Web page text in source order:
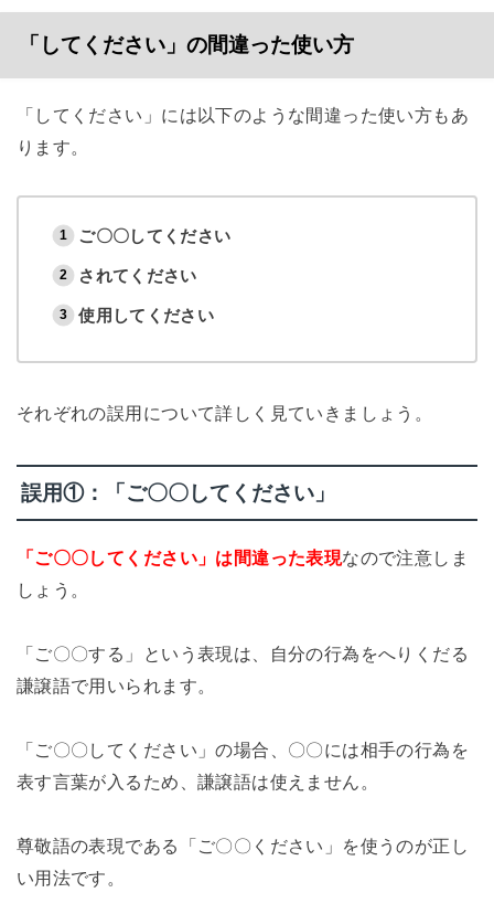
「してください」の間違った使い方
「してください」には以下のような間違った使い方もあ
ります。
ご〇〇してください
されてください
使用してください
それぞれの誤用について詳しく見ていきましょう。
誤用①：「ご〇〇してください」
「ご〇〇してください」は間違った表現なので注意しま
しょう。
「ご〇〇する」という表現は、自分の行為をへりくだる
謙譲語で用いられます。
「ご〇〇してください」の場合、〇〇には相手の行為を
表す言葉が入るため、謙譲語は使えません。
尊敬語の表現である「ご〇〇ください」を使うのが正し
い用法です。